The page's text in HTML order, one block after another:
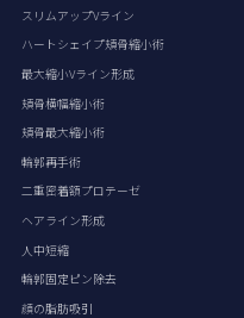
スリムアップVライン
ハートシェイプ頬骨縮小術
最大縮小Vライン形成
頬骨横幅縮小術
頬骨最大縮小術
輪郭再手術
二重密着額プロテーゼ
ヘアライン形成
人中短縮
輪郭固定ピン除去
顔の脂肪吸引